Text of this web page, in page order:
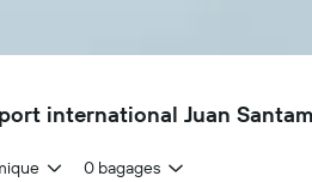
international Juan
0 bagages